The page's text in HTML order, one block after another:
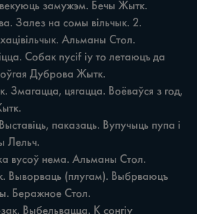
замужэм. Бечы Жытк.
Залез на сомы вільчык. 2.
Альманы Стол.
Собак nycif iy то летаюцъ да
Дуброва Жытк.
Лельч.
Беражное Стол.